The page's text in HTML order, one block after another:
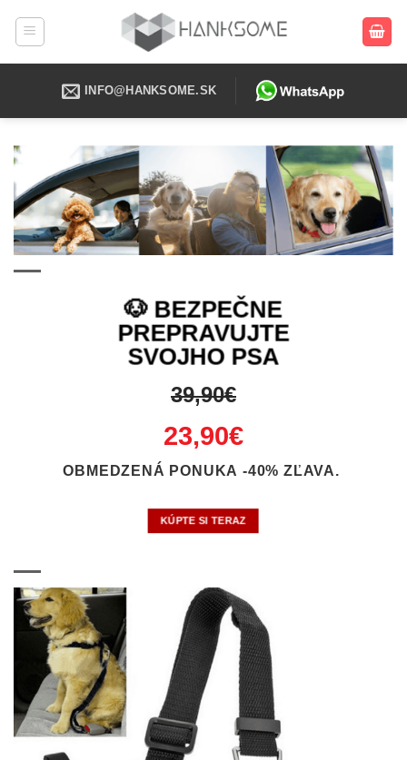
INFO@HANKSOME.SK
🐶 BEZPEČNE
PREPRAVUJTE
SVOJHO PSA
39,90€
23,90€
OBMEDZENÁ PONUKA -40% ZĽAVA.
KÚPTE SI TERAZ